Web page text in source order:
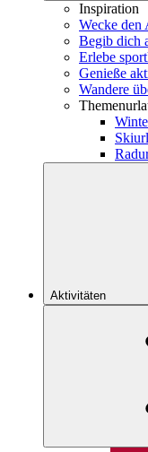
Inspiration
Wecke den
Begib dich
Erlebe
Genieße
Wandere
Aktivitäten